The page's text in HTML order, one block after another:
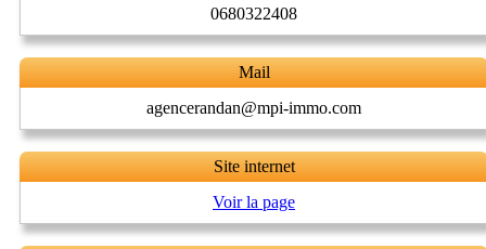
0680322408
Mail
agencerandan@mpi-immo.com
Site internet
Voir la page